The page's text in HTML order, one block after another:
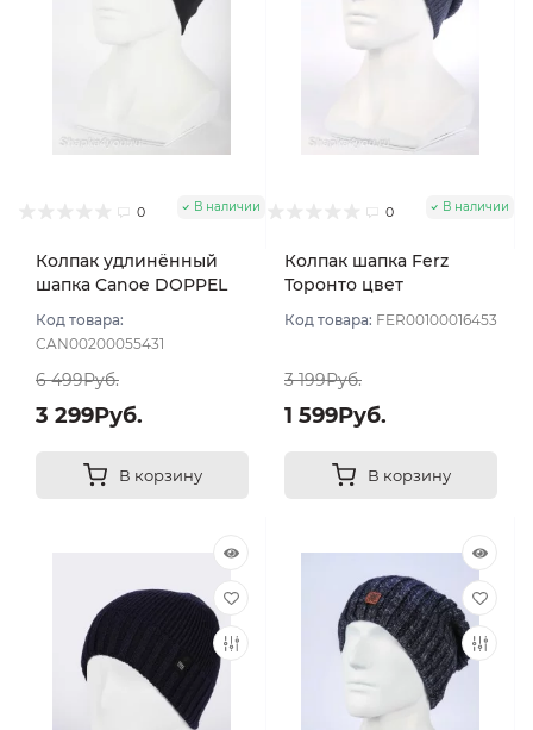
0 В наличии
Колпак удлинённый
шапка Canoe DOPPEL
Код товара:
CAN00200055431
6 499Руб.
3 299Руб.
В корзину
0 В наличии
Колпак шапка Ferz
Торонто цвет
Код товара: FER00100016453
3 199Руб.
1 599Руб.
В корзину